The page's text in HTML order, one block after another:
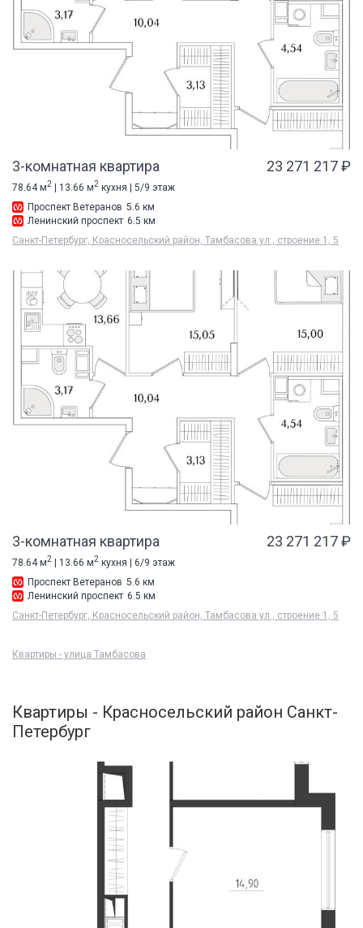
3-комнатная квартира 23 271 217 ₽
78.64 м2 | 13.66 м2 кухня | 5/9 этаж
Проспект Ветеранов 5.6 км
Ленинский проспект 6.5 км
Санкт-Петербург, Красносельский район, Тамбасова ул., строение 1, 5
3-комнатная квартира 23 271 217 ₽
78.64 м2 | 13.66 м2 кухня | 6/9 этаж
Проспект Ветеранов 5.6 км
Ленинский проспект 6.5 км
Санкт-Петербург, Красносельский район, Тамбасова ул., строение 1, 5
Квартиры - улица Тамбасова
Квартиры - Красносельский район Санкт-
Петербург